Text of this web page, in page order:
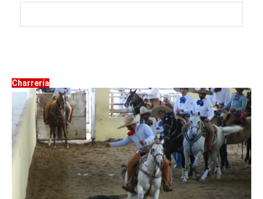
Charrería